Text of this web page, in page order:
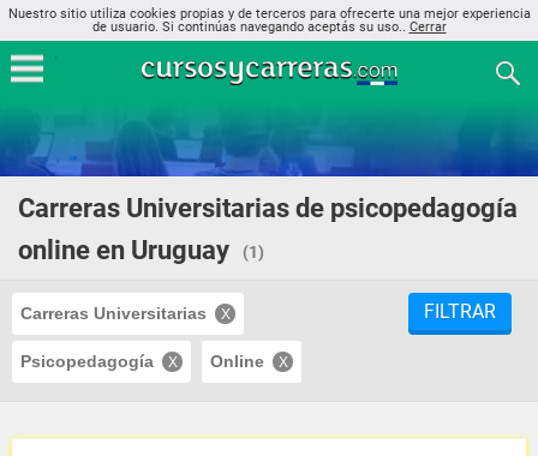
Nuestro sitio utiliza cookies propias y de terceros para ofrecerte una mejor experiencia
de usuario. Si continúas navegando aceptás su uso.. Cerrar
Carreras Universitarias de psicopedagogía
online en Uruguay
(1)
Carreras Universitarias
Psicopedagogía Online
FILTRAR